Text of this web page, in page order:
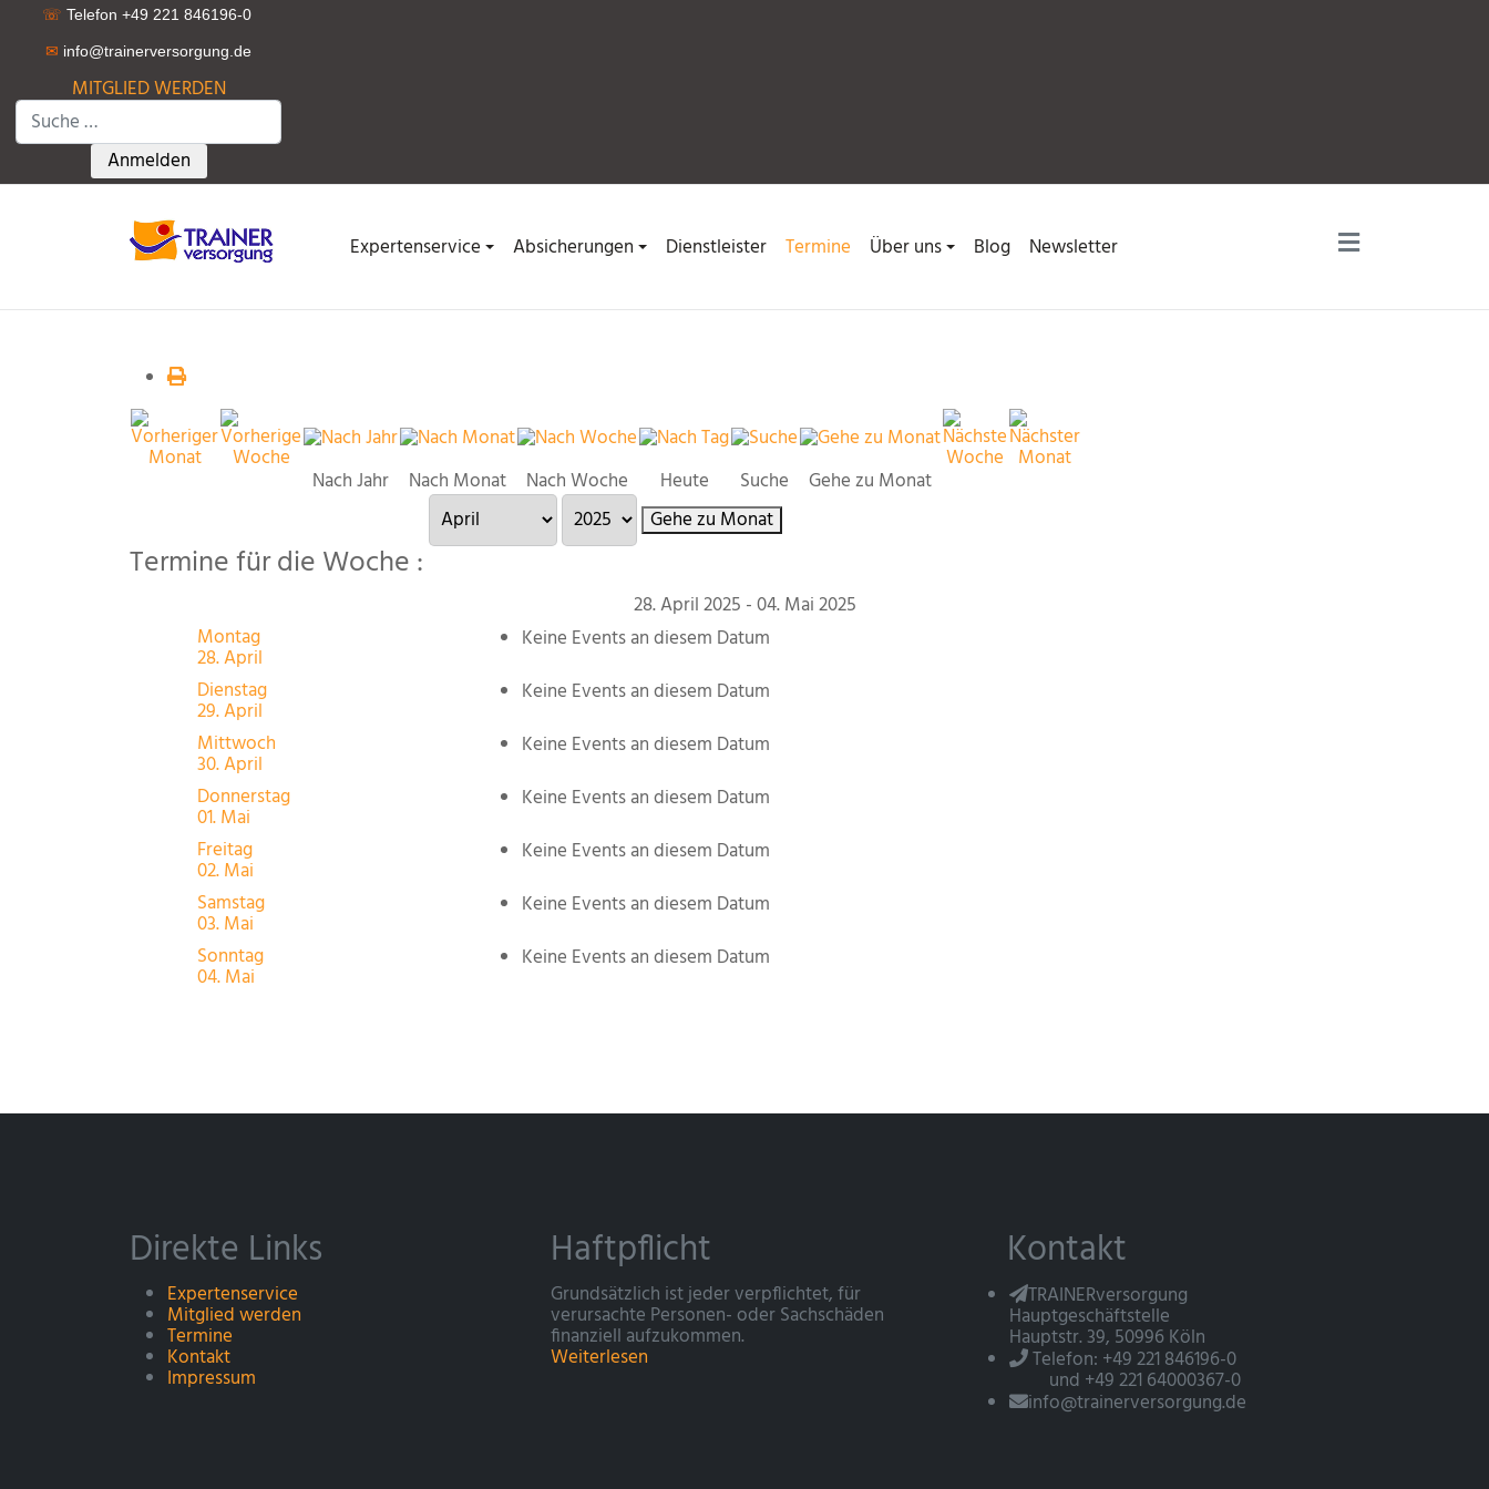
☏ Telefon +49 221 846196-0
✉ info@trainerversorgung.de
MITGLIED WERDEN
Suchen
Type 2 or more characters for results.
Anmelden
Expertenservice Absicherungen Dienstleister Termine Über uns Blog Newsletter
Nach Jahr Nach Monat Nach Woche Heute Suche
Gehe zu Monat
Gehe zu Monat
Termine für die Woche :
28. April 2025 - 04. Mai 2025
Montag
28. April
Keine Events an diesem Datum
Dienstag
29. April
Keine Events an diesem Datum
Mittwoch
30. April
Keine Events an diesem Datum
Donnerstag
01. Mai
Keine Events an diesem Datum
Freitag
02. Mai
Keine Events an diesem Datum
Samstag
03. Mai
Keine Events an diesem Datum
Sonntag
04. Mai
Keine Events an diesem Datum
Direkte Links
Expertenservice
Mitglied werden
Termine
Kontakt
Impressum
Haftpflicht
Grundsätzlich ist jeder verpflichtet, für
verursachte Personen- oder Sachschäden
finanziell aufzukommen.
Weiterlesen
Kontakt
TRAINERversorgung
Hauptgeschäftstelle
Hauptstr. 39, 50996 Köln
Telefon: +49 221 846196-0
und +49 221 64000367-0
info@trainerversorgung.de